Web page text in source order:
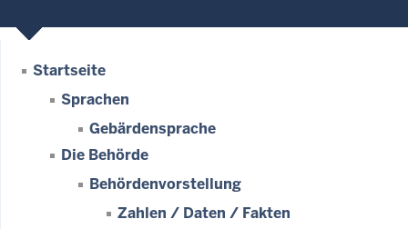
Startseite
Sprachen
Gebärdensprache
Die Behörde
Behördenvorstellung
Zahlen / Daten / Fakten